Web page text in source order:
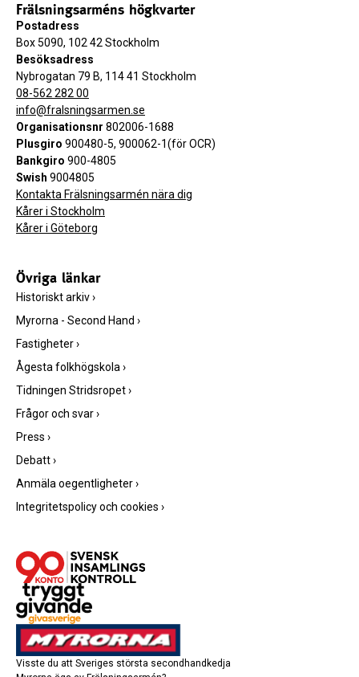
Frälsningsarméns högkvarter
Postadress
Box 5090, 102 42 Stockholm
Besöksadress
Nybrogatan 79 B, 114 41 Stockholm
08-562 282 00
info@fralsningsarmen.se
Organisationsnr 802006-1688
Plusgiro 900480-5, 900062-1(för OCR)
Bankgiro 900-4805
Swish 9004805
Kontakta Frälsningsarmén nära dig
Kårer i Stockholm
Kårer i Göteborg
Övriga länkar
Historiskt arkiv›
Myrorna - Second Hand ›
Fastigheter›
Ågesta folkhögskola›
Tidningen Stridsropet›
Frågor och svar›
Press ›
Debatt›
Anmäla oegentligheter›
Integritetspolicy och cookies ›
Visste du att Sveriges största secondhandkedja